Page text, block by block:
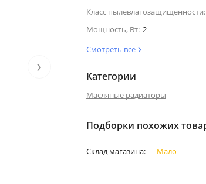
›
Класс пылевлагозащищенности:
Мощность, Вт: 2
Смотреть все
Категории
Масляные радиаторы
Подборки похожих
Склад магазина: Мало